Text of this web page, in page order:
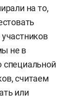
на то,
не в
специальной
считаем
или